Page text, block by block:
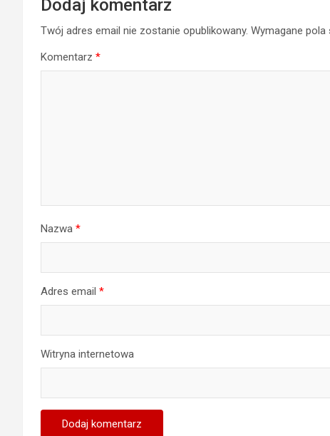
Dodaj komentarz
Twój adres email nie zostanie opublikowany. Wymagane
Komentarz *
Nazwa *
Adres email *
Witryna internetowa